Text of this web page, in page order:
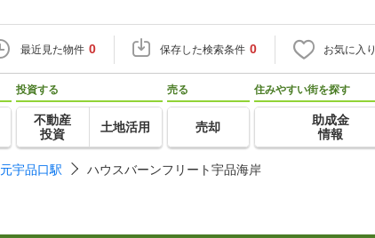
最近見た物件 0 保存した検索条件 0 お気に入り
投資する
不動産
投資
土地活用
売る
売却
住みやすい街を探す
助成金
情報
元宇品口駅 ハウスバーンフリート宇品海岸